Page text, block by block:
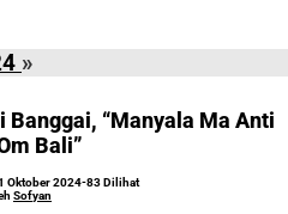
»
Lamo
Batui
Banggai,
“Manyala
Banggai, “Manyala Ma Anti
Bali”
Oktober 2024oleh
-83 Dilihat
Sofyan